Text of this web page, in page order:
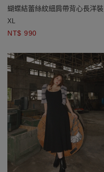
蝴蝶結蕾絲紋細肩帶背心長洋裝
XL
NT$ 990